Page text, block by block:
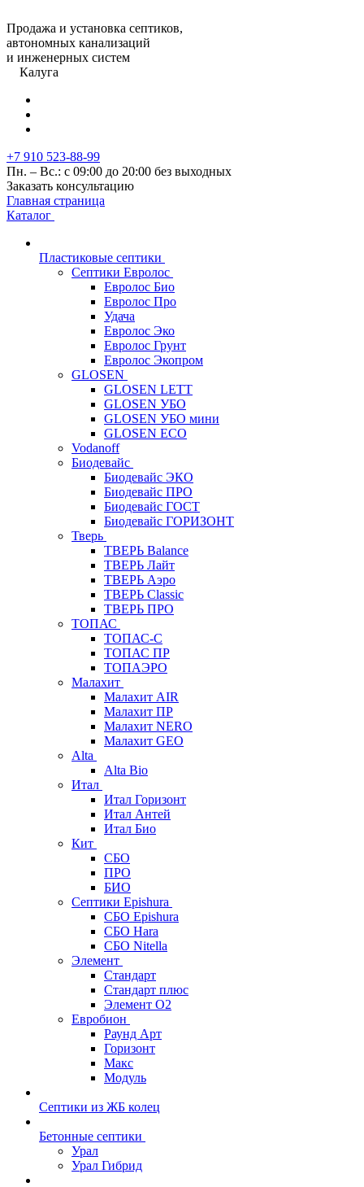
Продажа и установка септиков,
автономных канализаций
и инженерных систем
Калуга
+7 910 523-88-99
Пн. – Вс.: с 09:00 до 20:00 без выходных
Заказать консультацию
Главная страница
Каталог
Пластиковые септики
Септики Евролос
Евролос Био
Евролос Про
Удача
Евролос Эко
Евролос Грунт
Евролос Экопром
GLOSEN
GLOSEN LETT
GLOSEN УБО
GLOSEN УБО мини
GLOSEN ECO
Vodanoff
Биодевайс
Биодевайс ЭКО
Биодевайс ПРО
Биодевайс ГОСТ
Биодевайс ГОРИЗОНТ
Тверь
ТВЕРЬ Balance
ТВЕРЬ Лайт
ТВЕРЬ Аэро
ТВЕРЬ Classic
ТВЕРЬ ПРО
ТОПАС
ТОПАС-С
ТОПАС ПР
ТОПАЭРО
Малахит
Малахит AIR
Малахит ПР
Малахит NERO
Малахит GEO
Alta
Alta Bio
Итал
Итал Горизонт
Итал Антей
Итал Био
Кит
СБО
ПРО
БИО
Септики Epishura
СБО Epishura
СБО Hara
СБО Nitella
Элемент
Стандарт
Стандарт плюс
Элемент О2
Евробион
Раунд Арт
Горизонт
Макс
Модуль
Септики из ЖБ колец
Бетонные септики
Урал
Урал Гибрид